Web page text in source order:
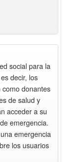
social para la
decir, los
donantes
de salud y
acceder a su
emergencia.
emergencia
los usuarios